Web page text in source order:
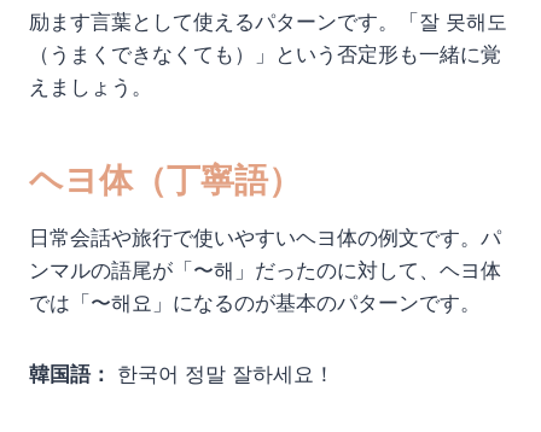
励ます言葉として使えるパターンです。「잘 못해도
（うまくできなくても）」という否定形も一緒に覚
えましょう。
ヘヨ体（丁寧語）
日常会話や旅行で使いやすいヘヨ体の例文です。パ
ンマルの語尾が「〜해」だったのに対して、ヘヨ体
では「〜해요」になるのが基本のパターンです。
韓国語： 한국어 정말 잘하세요！